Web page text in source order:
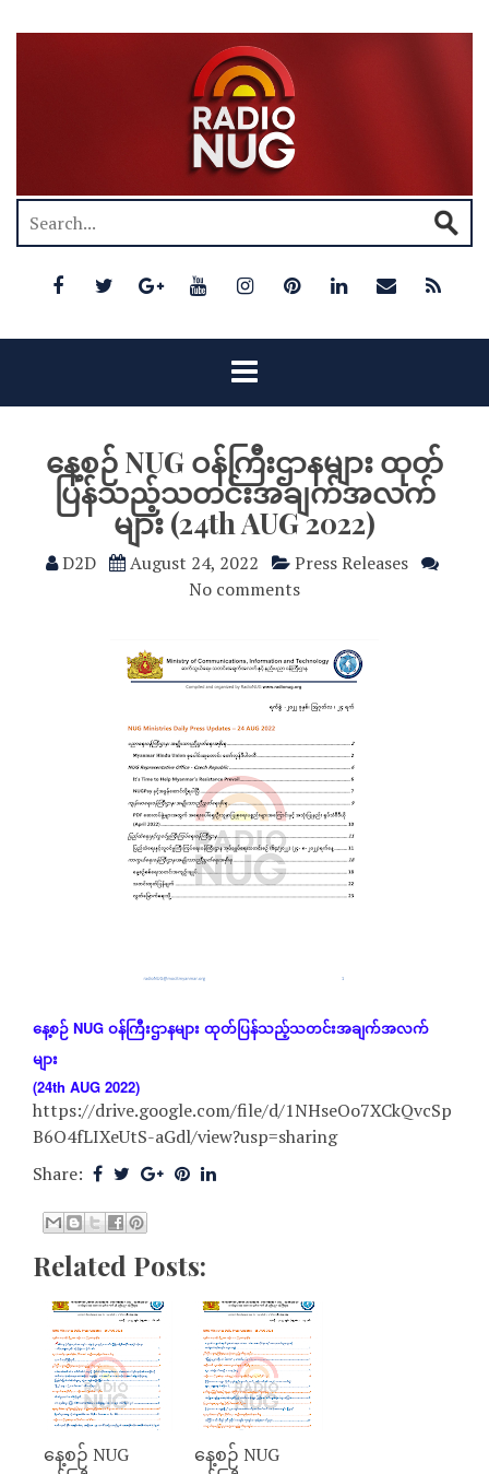
နေ့စဉ် NUG ဝန်ကြီးဌာနများ ထုတ်
ပြန်သည့်သတင်းအချက်အလက်
များ (24th AUG 2022)
D2D August 24, 2022
Press Releases
No comments
နေ့စဉ် NUG ဝန်ကြီးဌာနများ ထုတ်ပြန်သည့်သတင်းအချက်အလက်
များ
(24th AUG 2022)
https://drive.google.com/file/d/1NHseOo7XCkQvcSp
B6O4fLIXeUtS-aGdl/view?usp=sharing
Share:
Related Posts:
နေ့စဉ် NUG
နေ့စဉ် NUG